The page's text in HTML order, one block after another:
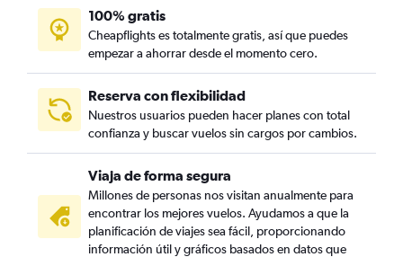
100% gratis
Cheapflights es totalmente gratis, así que puedes
empezar a ahorrar desde el momento cero.
Reserva con flexibilidad
Nuestros usuarios pueden hacer planes con total
confianza y buscar vuelos sin cargos por cambios.
Viaja de forma segura
Millones de personas nos visitan anualmente para
encontrar los mejores vuelos. Ayudamos a que la
planificación de viajes sea fácil, proporcionando
información útil y gráficos basados en datos que